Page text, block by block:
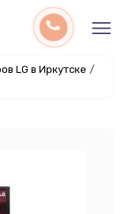
LG в Иркутске /